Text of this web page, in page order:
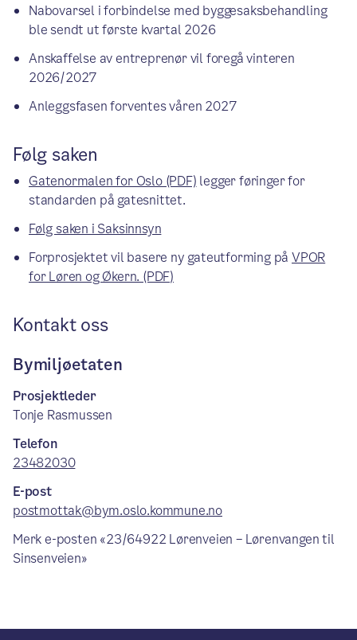
Nabovarsel i forbindelse med byggesaksbehandling
ble sendt ut første kvartal 2026
Anskaffelse av entreprenør vil foregå vinteren
2026/2027
Anleggsfasen forventes våren 2027
Følg saken
Gatenormalen for Oslo (PDF) legger føringer for
standarden på gatesnittet.
Følg saken i Saksinnsyn
Forprosjektet vil basere ny gateutforming på VPOR
for Løren og Økern. (PDF)
Kontakt oss
Bymiljøetaten
Prosjektleder
Tonje Rasmussen
Telefon
23482030
E-post
postmottak@bym.oslo.kommune.no
Merk e-posten «23/64922 Lørenveien – Lørenvangen til
Sinsenveien»